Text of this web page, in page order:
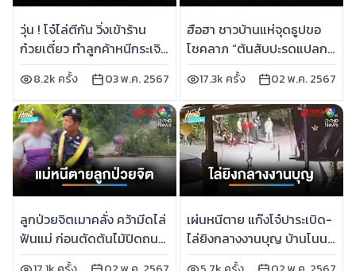
วุ่น ! โจ๋ไล่ตีกัน วิ่งเข้าร้าน
ก๋วยเตี๋ยว ทำลูกค้าหนีกระเจิง
| เช้านี้ที่หมอชิต
8.2k ครั้ง 03 พ.ค. 2567
ฮือฮา ชาวบ้านแห่จุดธูปขอ
โชคลาภ “ต้นสับปะรดแปลก
มี 7 จุก” | เช้านี้ที่หมอชิต
17.3k ครั้ง 02 พ.ค. 2567
ลูกป่วยจิตเมาคลั่ง คว้ามีดไล่
ฟันแม่ ก่อนตัดต้นไม้ปิดถนน
| เช้านี้ที่หมอชิต
เผ่นหนีตาย แก๊งโจ๋ปาระเบิด-
ไล่ยิงกลางงานบุญ บ้านโนน
อุดม | เช้านี้ที่หมอชิต